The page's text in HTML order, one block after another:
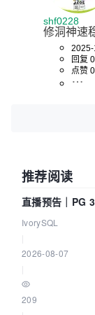
shf0228
修洞神速
2025-
回复 0
点赞 0
推荐阅读
直播预告｜PG
们贡献了什么？
IvorySQL
2026-08-07
209